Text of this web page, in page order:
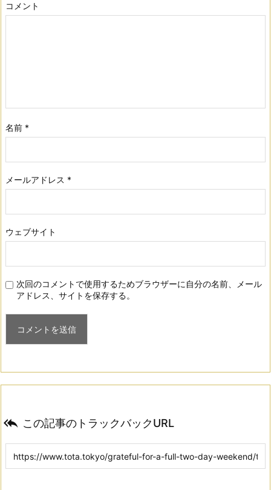
コメント
名前 *
メールアドレス *
ウェブサイト
次回のコメントで使用するためブラウザーに自分の名前、メール
アドレス、サイトを保存する。
 この記事のトラックバックURL